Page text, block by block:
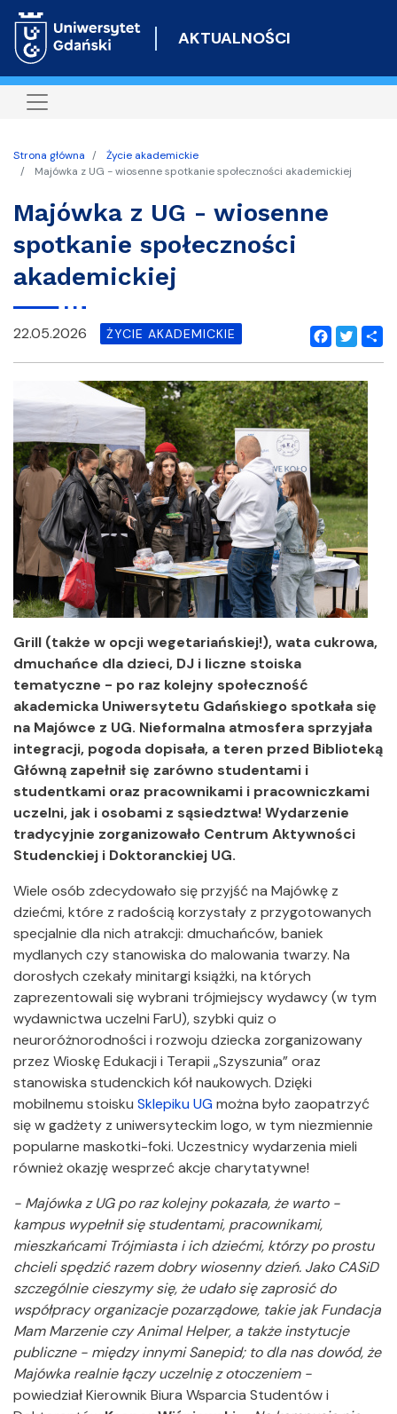
do
AKTUALNOŚCI
Strona główna
Życie akademickie
Majówka z UG - wiosenne spotkanie społeczności akademickiej
Majówka z UG - wiosenne
spotkanie społeczności
akademickiej
Facebook
Twitter
22.05.2026 ŻYCIE AKADEMICKIE
Grill (także w opcji wegetariańskiej!), wata cukrowa,
dmuchańce dla dzieci, DJ i liczne stoiska
tematyczne - po raz kolejny społeczność
akademicka Uniwersytetu Gdańskiego spotkała się
na Majówce z UG. Nieformalna atmosfera sprzyjała
integracji, pogoda dopisała, a teren przed Biblioteką
Główną zapełnił się zarówno studentami i
studentkami oraz pracownikami i pracowniczkami
uczelni, jak i osobami z sąsiedztwa! Wydarzenie
tradycyjnie zorganizowało Centrum Aktywności
Studenckiej i Doktoranckiej UG.
Wiele osób zdecydowało się przyjść na Majówkę z
dziećmi, które z radością korzystały z przygotowanych
specjalnie dla nich atrakcji: dmuchańców, baniek
mydlanych czy stanowiska do malowania twarzy. Na
dorosłych czekały minitargi książki, na których
zaprezentowali się wybrani trójmiejscy wydawcy (w tym
wydawnictwa uczelni FarU), szybki quiz o
neuroróżnorodności i rozwoju dziecka zorganizowany
przez Wioskę Edukacji i Terapii „Szyszunia” oraz
stanowiska studenckich kół naukowych. Dzięki
mobilnemu stoisku Sklepiku UGmożna było zaopatrzyć
się w gadżety z uniwersyteckim logo, w tym niezmiennie
popularne maskotki-foki. Uczestnicy wydarzenia mieli
również okazję wesprzeć akcje charytatywne!
- Majówka z UG po raz kolejny pokazała, że warto -
kampus wypełnił się studentami, pracownikami,
mieszkańcami Trójmiasta i ich dziećmi, którzy po prostu
chcieli spędzić razem dobry wiosenny dzień. Jako CASiD
szczególnie cieszymy się, że udało się zaprosić do
współpracy organizacje pozarządowe, takie jak Fundacja
Mam Marzenie czy Animal Helper, a także instytucje
publiczne - między innymi Sanepid; to dla nas dowód, że
Majówka realnie łączy uczelnię z otoczeniem -
powiedział Kierownik Biura Wsparcia Studentów i